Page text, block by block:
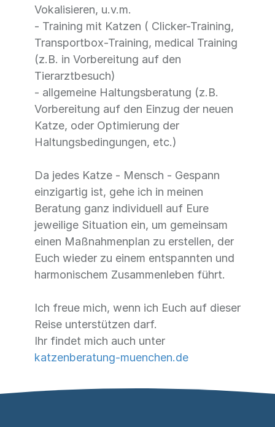
Vokalisieren, u.v.m.
- Training mit Katzen ( Clicker-Training,
Transportbox-Training, medical Training
(z.B. in Vorbereitung auf den
Tierarztbesuch)
- allgemeine Haltungsberatung (z.B.
Vorbereitung auf den Einzug der neuen
Katze, oder Optimierung der
Haltungsbedingungen, etc.)
Da jedes Katze - Mensch - Gespann
einzigartig ist, gehe ich in meinen
Beratung ganz individuell auf Eure
jeweilige Situation ein, um gemeinsam
einen Maßnahmenplan zu erstellen, der
Euch wieder zu einem entspannten und
harmonischem Zusammenleben führt.
Ich freue mich, wenn ich Euch auf dieser
Reise unterstützen darf.
Ihr findet mich auch unter
katzenberatung-muenchen.de